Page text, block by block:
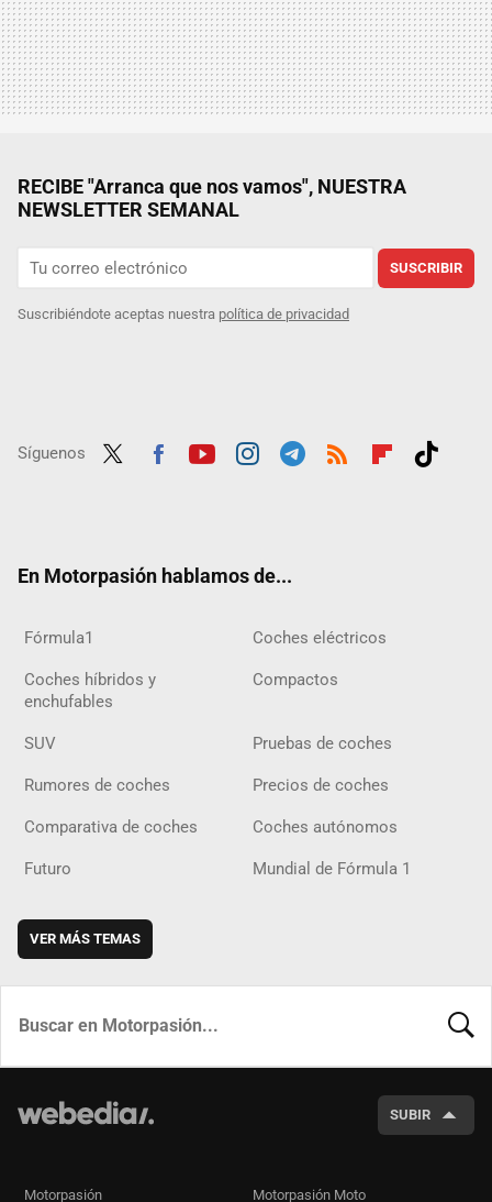
RECIBE "Arranca que nos vamos", NUESTRA
NEWSLETTER SEMANAL
SUSCRIBIR
Suscribiéndote aceptas nuestra política de privacidad
Síguenos
En Motorpasión hablamos de...
Fórmula1 Coches eléctricos
Coches híbridos y
enchufables
Compactos
SUV Pruebas de coches
Rumores de coches Precios de coches
Comparativa de coches Coches autónomos
Futuro Mundial de Fórmula 1
VER MÁS TEMAS
SUBIR
Motorpasión Motorpasión Moto